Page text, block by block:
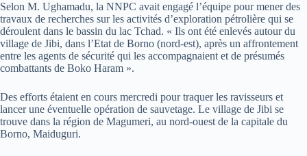
Selon M. Ughamadu, la NNPC avait engagé l’équipe pour mener des
travaux de recherches sur les activités d’exploration pétrolière qui se
déroulent dans le bassin du lac Tchad. « Ils ont été enlevés autour du
village de Jibi, dans l’Etat de Borno (nord-est), après un affrontement
entre les agents de sécurité qui les accompagnaient et de présumés
combattants de Boko Haram ».
Des efforts étaient en cours mercredi pour traquer les ravisseurs et
lancer une éventuelle opération de sauvetage. Le village de Jibi se
trouve dans la région de Magumeri, au nord-ouest de la capitale du
Borno, Maiduguri.